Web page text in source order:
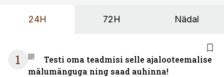
24H 72H Nädal
1
Testi oma teadmisi selle ajalooteemalise
mälumänguga ning saad auhinna!